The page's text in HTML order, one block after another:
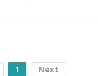
1 Next